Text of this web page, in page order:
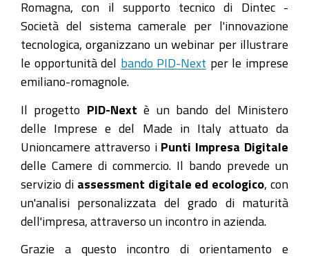
imprese-
dellemilia-
romagna
su
PID-
Next:
Opportunità
per
le
Imprese
dell'Emilia-
Romagna, con il supporto tecnico di Dintec -
Società del sistema camerale per l'innovazione
tecnologica, organizzano un webinar per illustrare
le opportunità del
bando PID-Next per le imprese
emiliano-romagnole.
Il progetto PID-Next è un bando del Ministero
delle Imprese e del Made in Italy attuato da
Unioncamere attraverso i Punti Impresa Digitale
delle Camere di commercio. Il bando prevede un
servizio di assessment digitale ed ecologico , con
un'analisi personalizzata del grado di maturità
dell'impresa, attraverso un incontro in azienda.
Grazie a questo incontro di orientamento e